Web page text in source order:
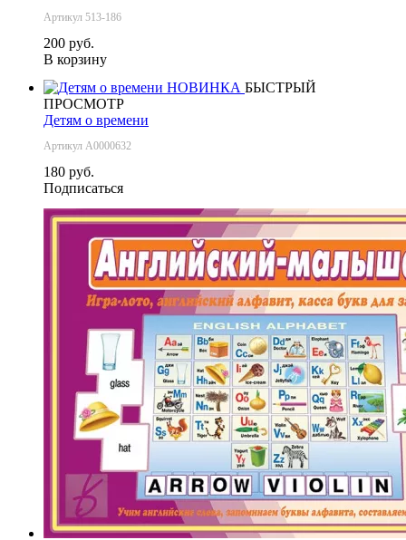
Артикул 513-186
200 руб.
В корзину
НОВИНКА БЫСТРЫЙ
ПРОСМОТР
Детям о времени
Артикул А0000632
180 руб.
Подписаться